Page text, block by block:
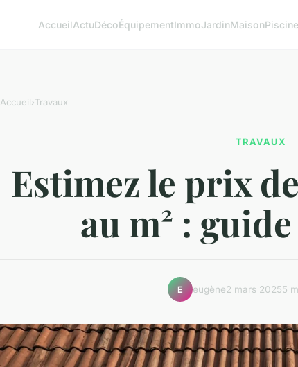
AccueilActuDécoÉquipementImmoJardinMaison
Accueil›Travaux
TRAVAUX
Estimez le prix
au m² :
E eugène2 mars 20255